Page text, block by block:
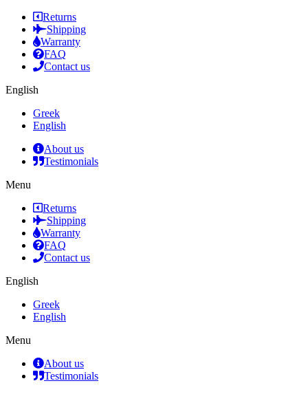
Returns
Shipping
Warranty
FAQ
Contact us
English
Greek
English
About us
Testimonials
Menu
Returns
Shipping
Warranty
FAQ
Contact us
English
Greek
English
Menu
About us
Testimonials